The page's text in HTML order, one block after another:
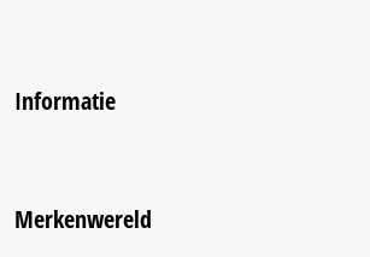
Informatie
Merkenwereld